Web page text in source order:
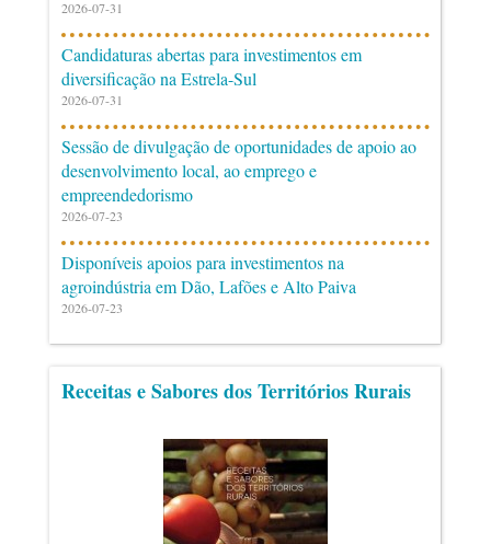
2026-07-31
Candidaturas abertas para investimentos em
diversificação na Estrela-Sul
2026-07-31
Sessão de divulgação de oportunidades de apoio ao
desenvolvimento local, ao emprego e
empreendedorismo
2026-07-23
Disponíveis apoios para investimentos na
agroindústria em Dão, Lafões e Alto Paiva
2026-07-23
Receitas e Sabores dos Territórios Rurais